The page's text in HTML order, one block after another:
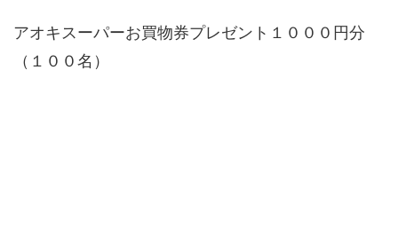
アオキスーパーお買物券プレゼント１０００円分
（１００名）